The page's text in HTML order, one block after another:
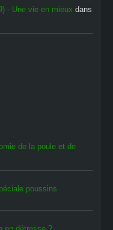
- Une vie en mieux dans
de la poule et de
poussins